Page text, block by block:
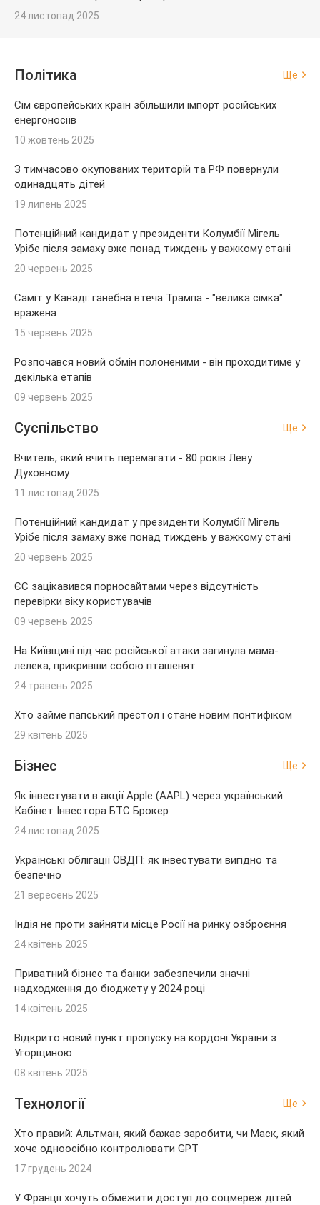
24 листопад 2025
Політика Ще
Сім європейських країн збільшили імпорт російських
енергоносіїв
10 жовтень 2025
З тимчасово окупованих територій та РФ повернули
одинадцять дітей
19 липень 2025
Потенційний кандидат у президенти Колумбії Мігель
Урібе після замаху вже понад тиждень у важкому стані
20 червень 2025
Саміт у Канаді: ганебна втеча Трампа - "велика сімка"
вражена
15 червень 2025
Розпочався новий обмін полоненими - він проходитиме у
декілька етапів
09 червень 2025
Суспільство Ще
Вчитель, який вчить перемагати - 80 років Леву
Духовному
11 листопад 2025
Потенційний кандидат у президенти Колумбії Мігель
Урібе після замаху вже понад тиждень у важкому стані
20 червень 2025
ЄС зацікавився порносайтами через відсутність
перевірки віку користувачів
09 червень 2025
На Київщині під час російської атаки загинула мама-
лелека, прикривши собою пташенят
24 травень 2025
Хто займе папський престол і стане новим понтифіком
29 квітень 2025
Бізнес Ще
Як інвестувати в акції Apple (AAPL) через український
Кабінет Інвестора БТС Брокер
24 листопад 2025
Українські облігації ОВДП: як інвестувати вигідно та
безпечно
21 вересень 2025
Індія не проти зайняти місце Росії на ринку озброєння
24 квітень 2025
Приватний бізнес та банки забезпечили значні
надходження до бюджету у 2024 році
14 квітень 2025
Відкрито новий пункт пропуску на кордоні України з
Угорщиною
08 квітень 2025
Технології Ще
Хто правий: Альтман, який бажає заробити, чи Маск, який
хоче одноосібно контролювати GPT
17 грудень 2024
У Франції хочуть обмежити доступ до соцмереж дітей